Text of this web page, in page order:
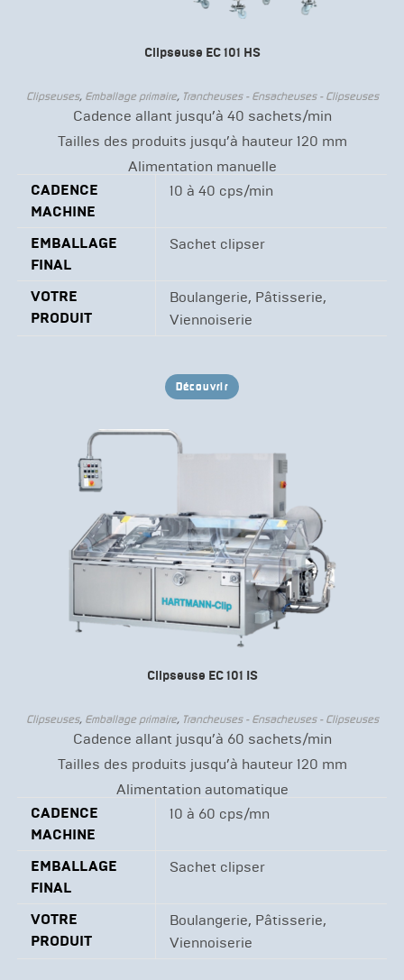
Clipseuse EC 101 HS
Clipseuses, Emballage primaire, Trancheuses - Ensacheuses - Clipseuses
Cadence allant jusqu’à 40 sachets/min
Tailles des produits jusqu’à hauteur 120 mm
Alimentation manuelle
CADENCE
MACHINE
10 à 40 cps/min
EMBALLAGE
FINAL
Sachet clipser
VOTRE
PRODUIT
Boulangerie, Pâtisserie,
Viennoiserie
Découvrir
Clipseuse EC 101 IS
Clipseuses, Emballage primaire, Trancheuses - Ensacheuses - Clipseuses
Cadence allant jusqu’à 60 sachets/min
Tailles des produits jusqu’à hauteur 120 mm
Alimentation automatique
CADENCE
MACHINE
10 à 60 cps/mn
EMBALLAGE
FINAL
Sachet clipser
VOTRE
PRODUIT
Boulangerie, Pâtisserie,
Viennoiserie